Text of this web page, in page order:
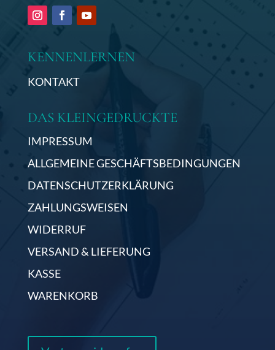
KENNENLERNEN
KONTAKT
DAS KLEINGEDRUCKTE
IMPRESSUM
ALLGEMEINE GESCHÄFTSBEDINGUNGEN
DATENSCHUTZERKLÄRUNG
ZAHLUNGSWEISEN
WIDERRUF
VERSAND & LIEFERUNG
KASSE
WARENKORB